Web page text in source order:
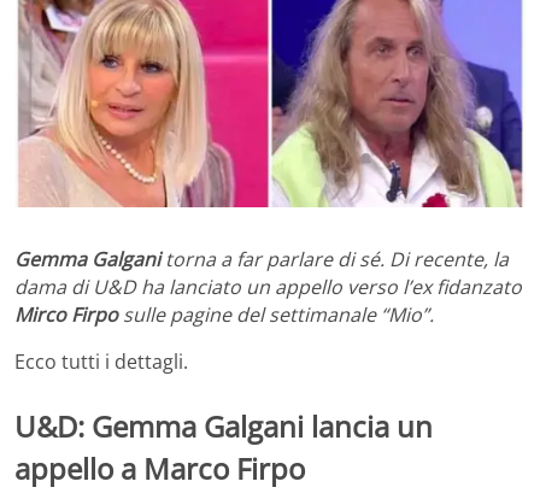
Gemma Galganitorna a far parlare di sé. Di recente, la
dama di U&D ha lanciato un appello verso l’ex fidanzato
Mirco Firposulle pagine del settimanale “Mio”.
Ecco tutti i dettagli.
U&D: Gemma Galgani lancia un
appello a Marco Firpo